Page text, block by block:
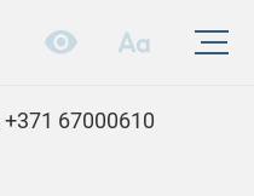
+371 67000610